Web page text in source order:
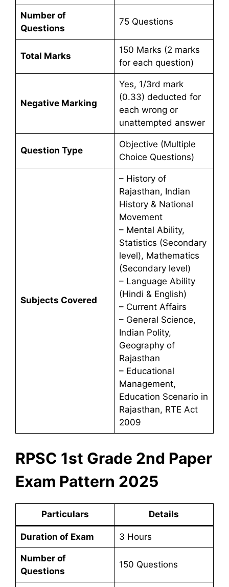
Number of
Questions
75 Questions
Total Marks
150 Marks (2 marks
for each question)
Negative Marking
Yes, 1/3rd mark
(0.33) deducted for
each wrong or
unattempted answer
Question Type
Objective (Multiple
Choice Questions)
Subjects Covered
– History of
Rajasthan, Indian
History & National
Movement
– Mental Ability,
Statistics (Secondary
level), Mathematics
(Secondary level)
– Language Ability
(Hindi & English)
– Current Affairs
– General Science,
Indian Polity,
Geography of
Rajasthan
– Educational
Management,
Education Scenario in
Rajasthan, RTE Act
2009
RPSC 1st Grade 2nd Paper
Exam Pattern 2025
Particulars Details
Duration of Exam 3 Hours
Number of
Questions
150 Questions